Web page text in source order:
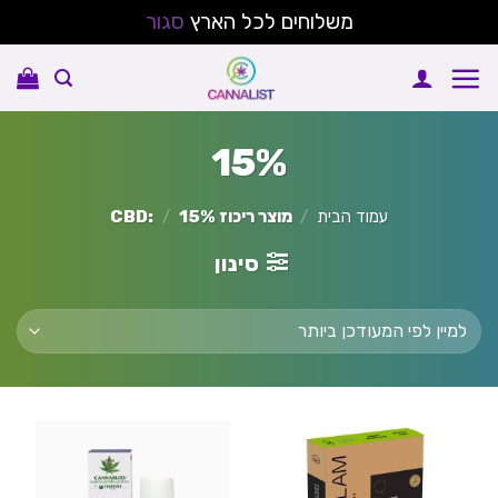
משלוחים לכל הארץ סגור
to
15%
עמוד הבית / מוצר ריכוז CBD: / 15%
סינון